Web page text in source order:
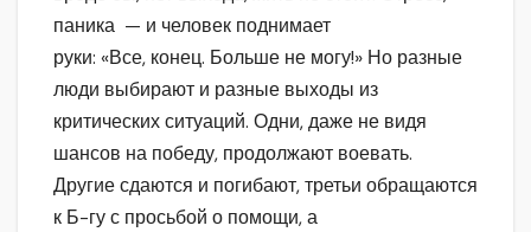
паника — и человек поднимает
руки: «Все, конец. Больше не могу!» Но разные
люди выбирают и разные выходы из
критических ситуаций. Одни, даже не видя
шансов на победу, продолжают воевать.
Другие сдаются и погибают, третьи обращаются
к Б-гу с просьбой о помощи, а